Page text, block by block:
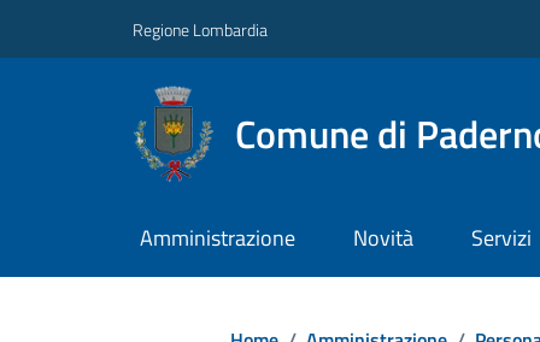
Regione Lombardia
Comune di
Amministrazione Novità Servizi